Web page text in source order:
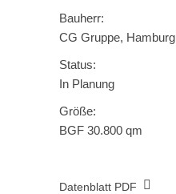
Bauherr:
CG Gruppe, Hamburg
Status:
In Planung
Größe:
BGF 30.800 qm
Datenblatt PDF